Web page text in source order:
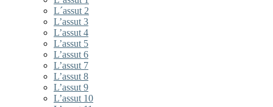
L´assut 2
L’assut 3
L’assut 4
L’assut 5
L’assut 6
L’assut 7
L’assut 8
L’assut 9
L’assut 10